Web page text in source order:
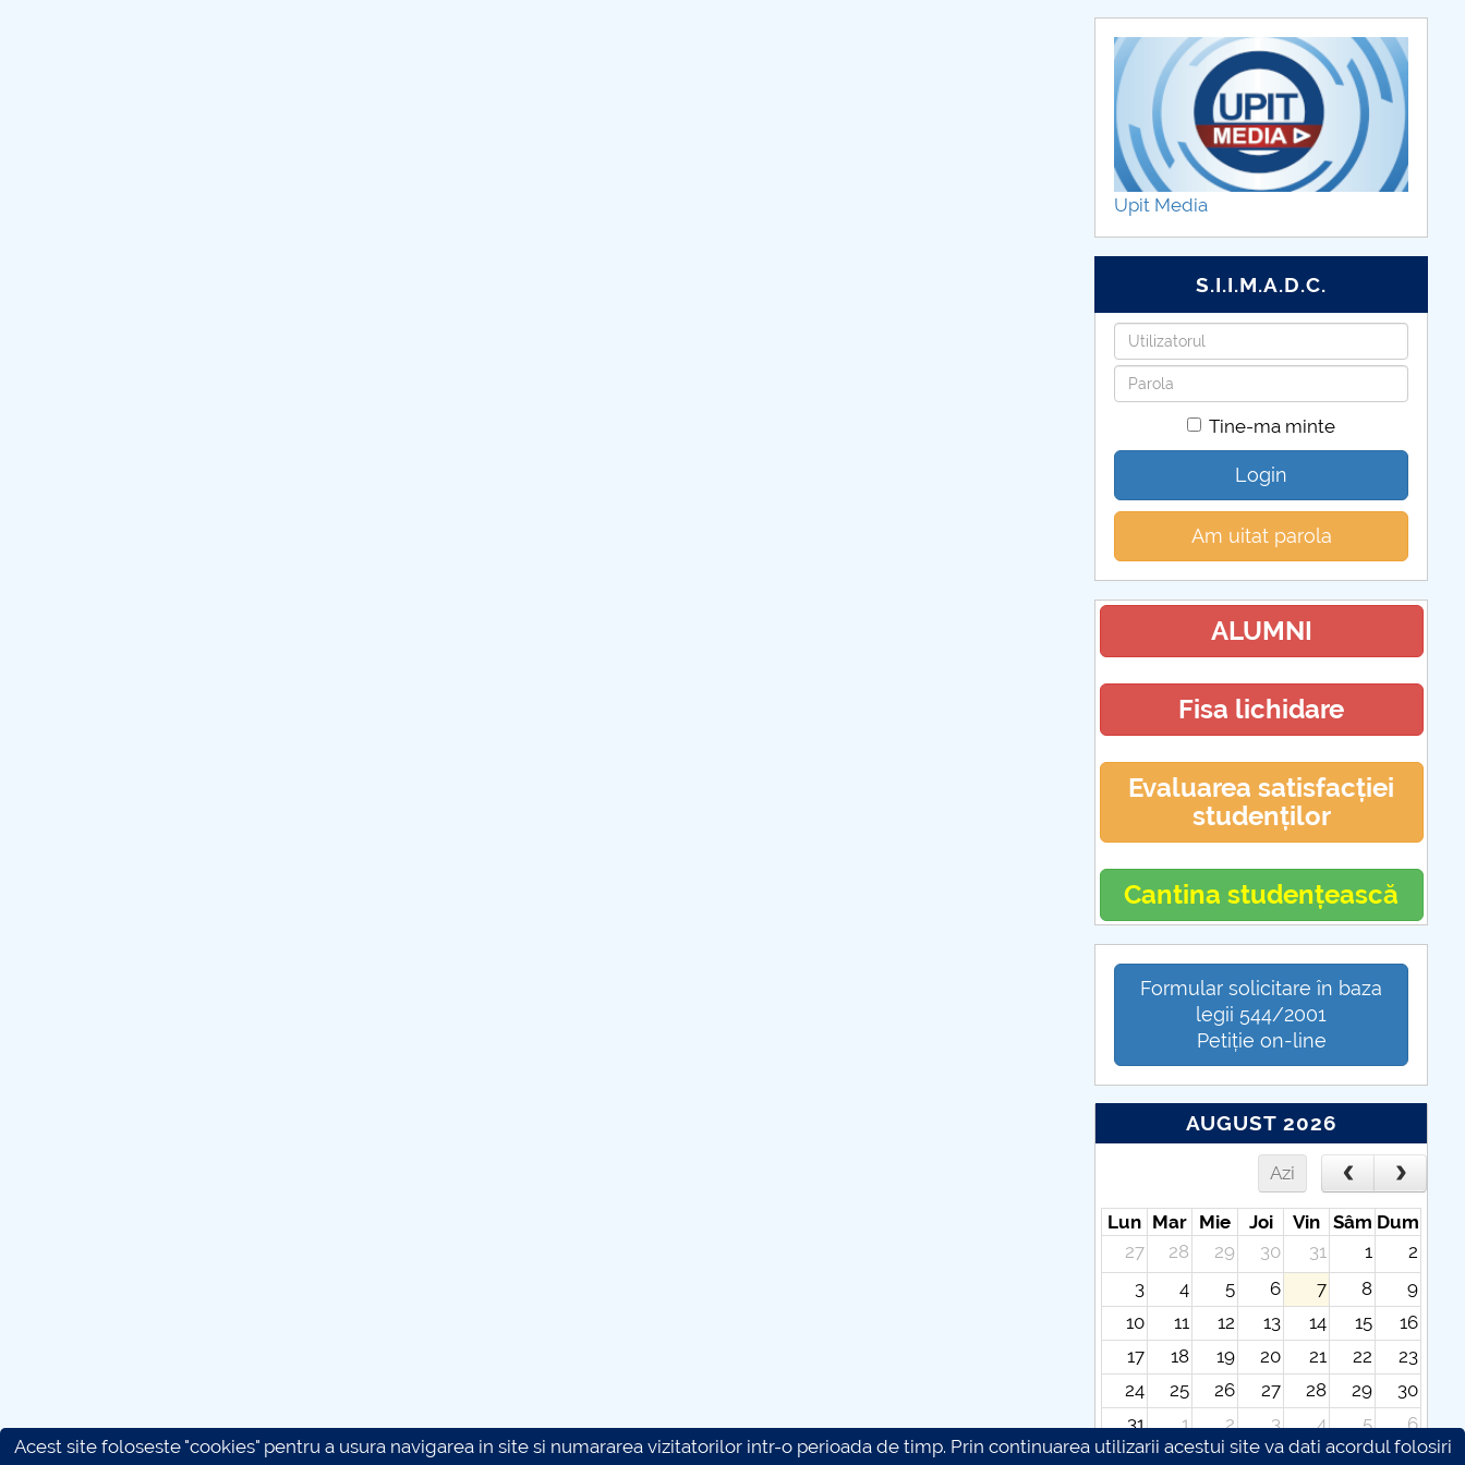
Upit Media
S.I.I.M.A.D.C.
Utilizatorul
Parola
Tine-ma minte
Login
Am uitat parola
ALUMNI
Fisa lichidare
Evaluarea satisfacției
studenților
Cantina studențească
Formular solicitare în baza
legii 544/2001
Petiție on-line
AUGUST 2026
Azi
Lun Mar Mie Joi Vin Sâm Dum
27
28 29 30 31 1
2
3
4 5 6 7 8
9
10
11 12 13 14 15
16
17
18 19 20 21 22
23
24
25 26 27 28 29
30
31
1 2 3 4 5
6
Acest site foloseste "cookies" pentru a usura navigarea in site si numararea vizitatorilor intr-o perioada de timp. Prin continuarea utilizarii acestui site va dati acordul folosiri